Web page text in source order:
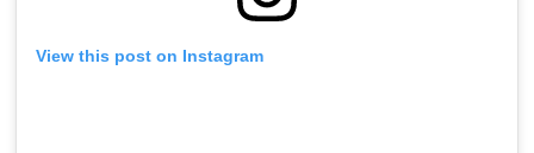
View this post on Instagram